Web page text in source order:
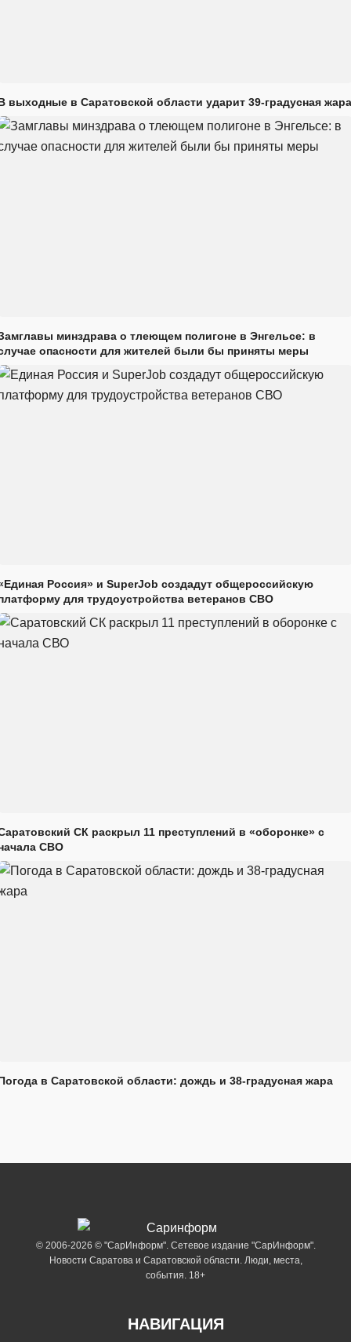
выходные в Саратовской области ударит 39-градусная жара
минздрава о тлеющем полигоне в Энгельсе: в
опасности для жителей были бы приняты меры
Россия» и SuperJob создадут общероссийскую
для трудоустройства ветеранов СВО
СК раскрыл 11 преступлений в «оборонке» с
СВО
в Саратовской области: дождь и 38-градусная жара
© 2006-2026 © "СарИнформ". Сетевое издание "СарИнформ".
Новости Саратова и Саратовской области. Люди, места,
события. 18+
НАВИГАЦИЯ